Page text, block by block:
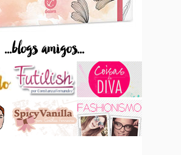
...blogs amigos...